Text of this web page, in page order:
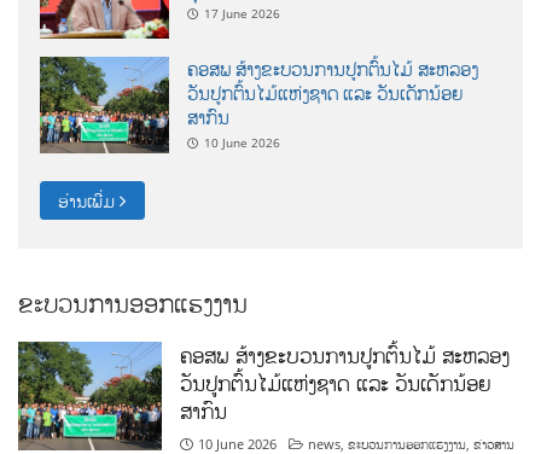
17 June 2026
ຄອສພ ສ້າງຂະບວນການປູກຕົ້ນໄມ້ ສະຫລອງ
ວັນປູກຕົ້ນໄມ້ແຫ່ງຊາດ ແລະ ວັນເດັກນ້ອຍ
ສາກົນ
10 June 2026
ອ່ານເພີ່ມ
ຂະບວນການອອກແຮງງານ
ຄອສພ ສ້າງຂະບວນການປູກຕົ້ນໄມ້ ສະຫລອງ
ວັນປູກຕົ້ນໄມ້ແຫ່ງຊາດ ແລະ ວັນເດັກນ້ອຍ
ສາກົນ
10 June 2026 news,ຂະບວນການອອກແຮງງານ,ຂ່າວສານ